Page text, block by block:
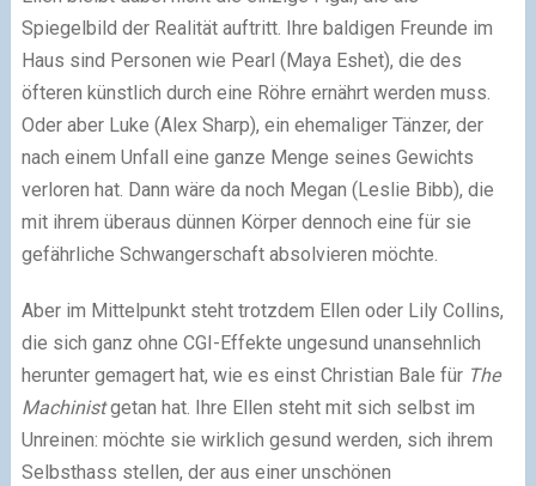
Spiegelbild der Realität auftritt. Ihre baldigen Freunde im
Haus sind Personen wie Pearl (Maya Eshet), die des
öfteren künstlich durch eine Röhre ernährt werden muss.
Oder aber Luke (Alex Sharp), ein ehemaliger Tänzer, der
nach einem Unfall eine ganze Menge seines Gewichts
verloren hat. Dann wäre da noch Megan (Leslie Bibb), die
mit ihrem überaus dünnen Körper dennoch eine für sie
gefährliche Schwangerschaft absolvieren möchte.
Aber im Mittelpunkt steht trotzdem Ellen oder Lily Collins,
die sich ganz ohne CGI-Effekte ungesund unansehnlich
herunter gemagert hat, wie es einst Christian Bale für The
Machinistgetan hat. Ihre Ellen steht mit sich selbst im
Unreinen: möchte sie wirklich gesund werden, sich ihrem
Selbsthass stellen, der aus einer unschönen